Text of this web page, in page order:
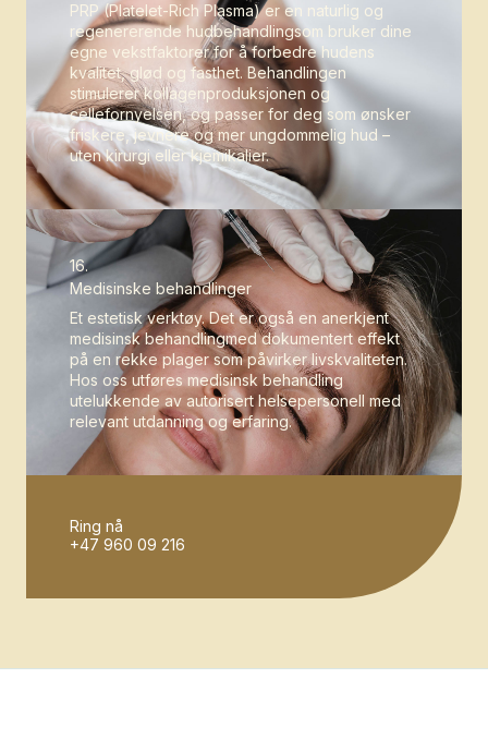
PRP (Platelet-Rich Plasma) er en naturlig og
regenererende hudbehandlingsom bruker dine
egne vekstfaktorer for å forbedre hudens
kvalitet, glød og fasthet. Behandlingen
stimulerer kollagenproduksjonen og
cellefornyelsen, og passer for deg som ønsker
friskere, jevnere og mer ungdommelig hud –
uten kirurgi eller kjemikalier.
16.
Medisinske behandlinger
Et estetisk verktøy. Det er også en anerkjent
medisinsk behandlingmed dokumentert effekt
på en rekke plager som påvirker livskvaliteten.
Hos oss utføres medisinsk behandling
utelukkende av autorisert helsepersonell med
relevant utdanning og erfaring.
Ring nå
+47 960 09 216